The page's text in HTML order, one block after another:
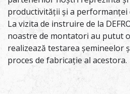
productivității și a
La vizita de instruire de la
noastre de montatori au putut
realizează testarea șemineelor
proces de fabricație al acestora.